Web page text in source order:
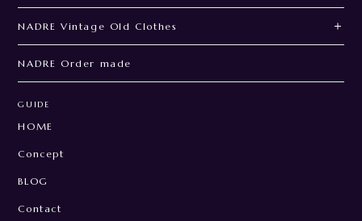
NADRE Vintage Old Clothes
NADRE Order made
GUIDE
HOME
Concept
BLOG
Contact